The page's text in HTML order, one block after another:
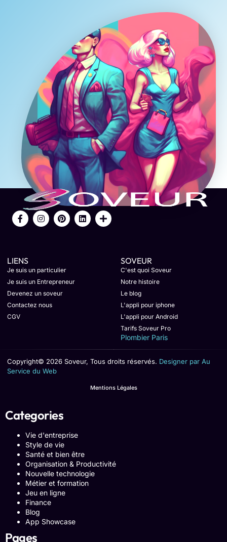
LIENS
Je suis un particulier
Je suis un Entrepreneur
Devenez un soveur
Contactez nous
CGV
SOVEUR
C'est quoi Soveur
Notre histoire
Le blog
L'appli pour iphone
L'appli pour Android
Tarifs Soveur Pro
Plombier Paris
Copyright© 2026 Soveur, Tous droits réservés. Designer par Au
Service du Web
Mentions Légales
Categories
Vie d'entreprise
Style de vie
Santé et bien être
Organisation & Productivité
Nouvelle technologie
Métier et formation
Jeu en ligne
Finance
Blog
App Showcase
Pages